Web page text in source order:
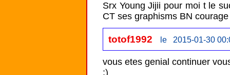
Srx Young Jijii pour moi t le
CT ses graphisms BN
totof1992 le 2015-01-30
vous etes genial continuer
;)